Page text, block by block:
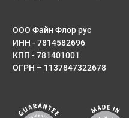
ООО Файн Флор рус
ИНН - 7814582696
КПП - 781401001
ОГРН – 1137847322678